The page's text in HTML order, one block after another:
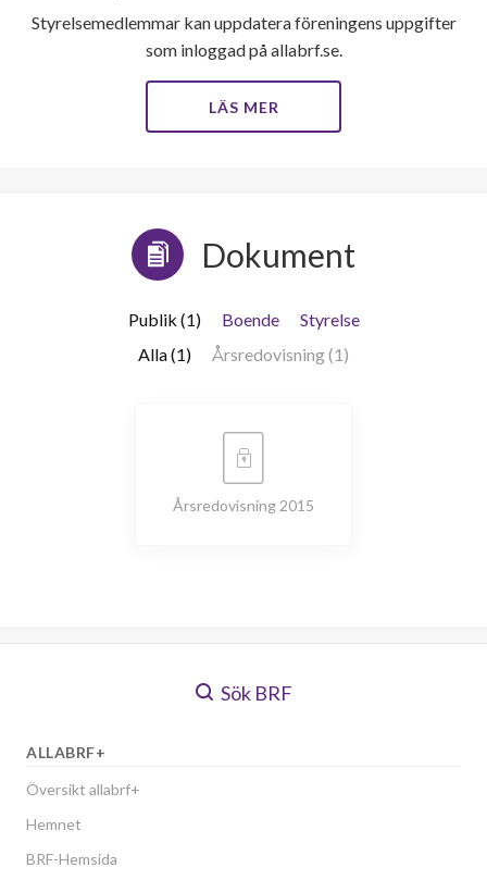
Styrelsemedlemmar kan uppdatera föreningens uppgifter
som inloggad på allabrf.se.
LÄS MER
Dokument
Publik (1) Boende
Styrelse
Alla (1)
Årsredovisning (1)
Årsredovisning 2015
Sök BRF
ALLABRF+
Översikt allabrf+
Hemnet
BRF-Hemsida